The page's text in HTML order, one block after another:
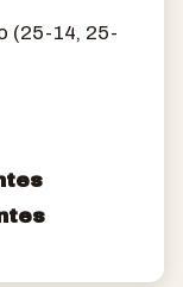
(25-14, 25-